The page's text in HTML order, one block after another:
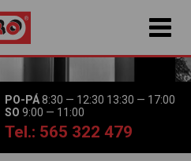
PO-PÁ8:30 — 12:30 13:30 — 17:00
SO 9:00 — 11:00
Tel.: 565 322 479